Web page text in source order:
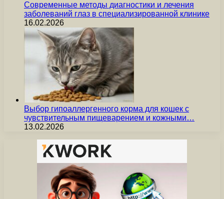
Современные методы диагностики и лечения
заболеваний глаз в специализированной клинике
16.02.2026
Выбор гипоаллергенного корма для кошек с
чувствительным пищеварением и кожными…
13.02.2026